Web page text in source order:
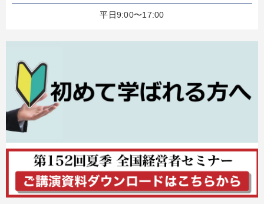
平日9:00〜17:00